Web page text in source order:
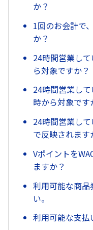
か？
1回のお会計で
か？
24時間営業し
ら対象ですか？
24時間営業し
時から対象です
24時間営業し
で反映されます
Vポイントを
ますか？
利用可能な商品
い。
利用可能な支払